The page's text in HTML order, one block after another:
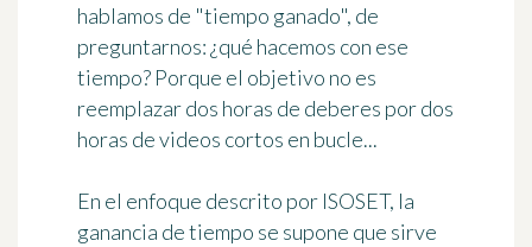
hablamos de "tiempo ganado", de
preguntarnos:¿qué hacemos con ese
tiempo? Porque el objetivo no es
reemplazar dos horas de deberes por dos
horas de videos cortos en bucle...
En el enfoque descrito por ISOSET, la
ganancia de tiempo se supone que sirve